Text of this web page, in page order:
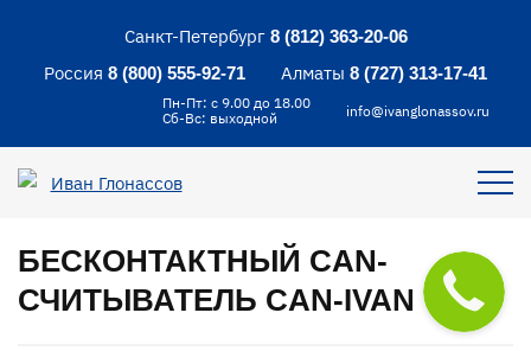
Санкт-Петербург 8 (812) 363-20-06
Россия 8 (800) 555-92-71 Алматы 8 (727) 313-17-41
Пн-Пт: с 9.00 до 18.00
Сб-Вс: выходной
info@ivanglonassov.ru
БЕСКОНТАКТНЫЙ CAN-
СЧИТЫВАТЕЛЬ CAN-IVAN